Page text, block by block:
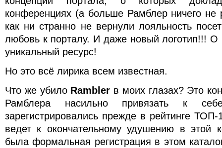
конференциях (а больше Рамблер ничего
как ни странно не вернули лояльность
любовь к порталу. И даже новый логотип!!! О
уникальный ресурс!
Но это всё лирика всем известная.
Что же убило Rambler в моих глазах? Это
Рамблера насильно привязать к
зарегистрировались прежде в рейтинге ТОП-
ведет к окончательному удушению в этой
была формальная регистрация в этом